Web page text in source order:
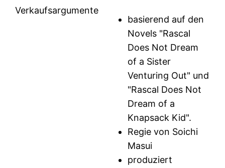
Verkaufsargumente
basierend auf den
Novels "Rascal
Does Not Dream
of a Sister
Venturing Out" und
"Rascal Does Not
Dream of a
Knapsack Kid".
Regie von Soichi
Masui
produziert